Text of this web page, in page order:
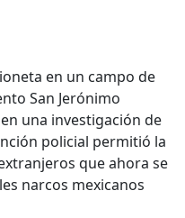
en un campo de
San Jerónimo
una investigación de
policial permitió la
que ahora se
narcos mexicanos